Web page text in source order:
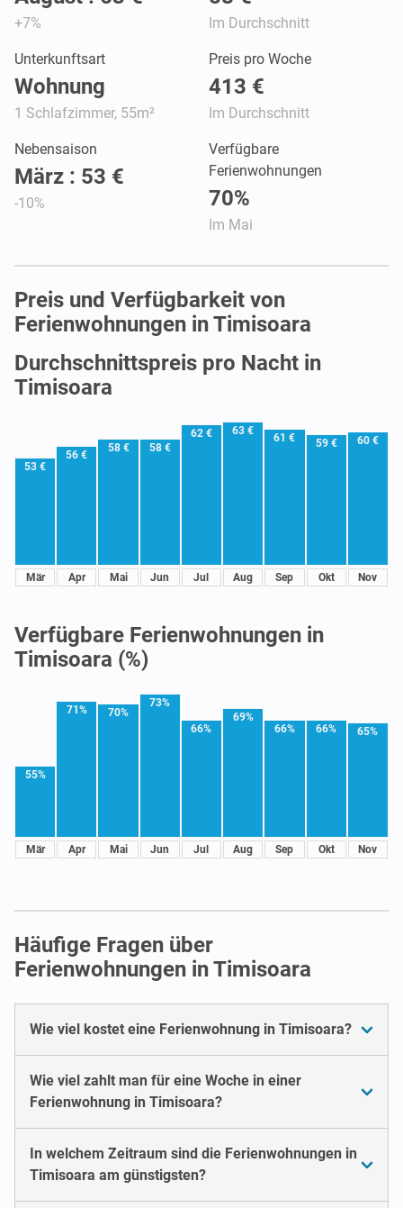
+7% Im Durchschnitt
Unterkunftsart
Wohnung
1 Schlafzimmer, 55m²
Preis pro Woche
413 €
Im Durchschnitt
Nebensaison
März : 53 €
-10%
Verfügbare
Ferienwohnungen
70%
Im Mai
Preis und Verfügbarkeit von
Ferienwohnungen in Timisoara
Durchschnittspreis pro Nacht in
Timisoara
53 €
Mär
56 €
Apr
58 €
Mai
58 €
Jun
62 €
Jul
63 €
Aug
61 €
Sep
59 €
Okt
60 €
Nov
Verfügbare Ferienwohnungen in
Timisoara (%)
55%
Mär
71%
Apr
70%
Mai
73%
Jun
66%
Jul
69%
Aug
66%
Sep
66%
Okt
65%
Nov
Häufige Fragen über
Ferienwohnungen in Timisoara
Wie viel kostet eine Ferienwohnung in Timisoara?
Wie viel zahlt man für eine Woche in einer
Ferienwohnung in Timisoara?
In welchem Zeitraum sind die Ferienwohnungen in
Timisoara am günstigsten?